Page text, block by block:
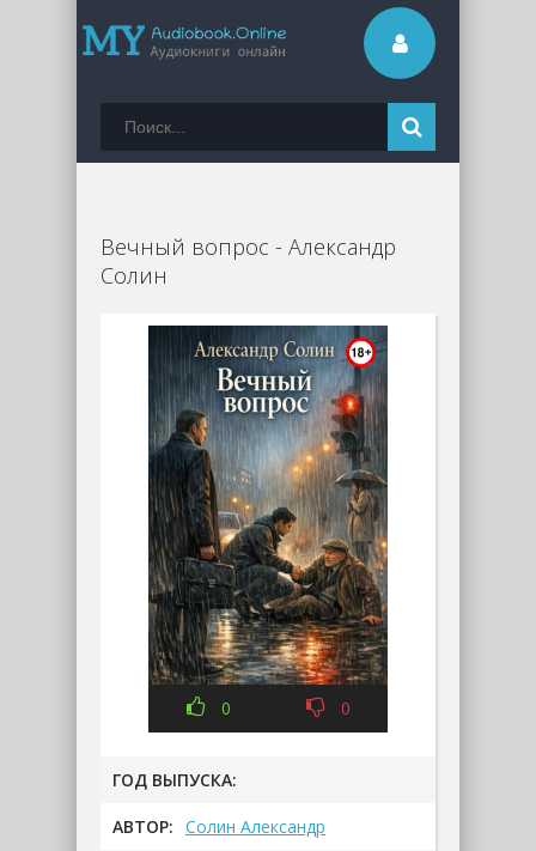
Вечный вопрос - Александр
Солин
0 0
ГОД ВЫПУСКА:
АВТОР: Солин Александр